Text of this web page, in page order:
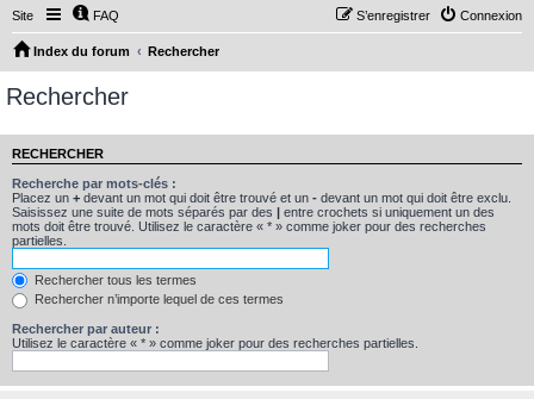
Site FAQ Connexion
S’enregistrer
Index du forum Rechercher
Rechercher
RECHERCHER
Recherche par mots-clés :
Placez un + devant un mot qui doit être trouvé et un - devant un mot qui doit être exclu.
Saisissez une suite de mots séparés par des | entre crochets si uniquement un des
mots doit être trouvé. Utilisez le caractère « * » comme joker pour des recherches
partielles.
Rechercher tous les termes
Rechercher n’importe lequel de ces termes
Rechercher par auteur :
Utilisez le caractère « * » comme joker pour des recherches partielles.